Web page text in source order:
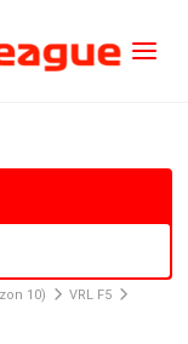
10)
VRL F5